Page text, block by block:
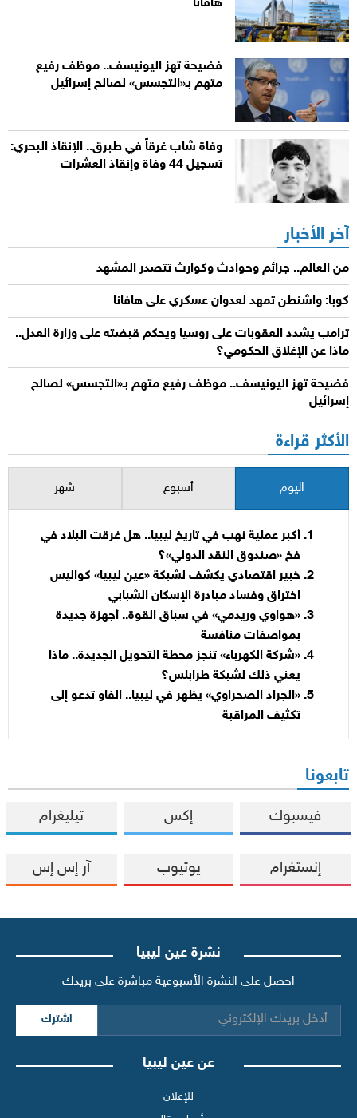
هافانا
فضيحة تهز اليونيسف.. موظف رفيع
متهم بـ«التجسس» لصالح إسرائيل
وفاة شاب غرقاً في طبرق.. الإنقاذ البحري:
تسجيل 44 وفاة وإنقاذ العشرات
آخر الأخبار
من العالم.. جرائم وحوادث وكوارث تتصدر المشهد
كوبا: واشنطن تمهد لعدوان عسكري على هافانا
ترامب يشدد العقوبات على روسيا ويحكم قبضته على وزارة العدل..
ماذا عن الإغلاق الحكومي؟
فضيحة تهز اليونيسف.. موظف رفيع متهم بـ«التجسس» لصالح
إسرائيل
الأكثر قراءة
اليوم أسبوع شهر
أكبر عملية نهب في تاريخ ليبيا.. هل غرقت البلاد في
فخ «صندوق النقد الدولي»؟
خبير اقتصادي يكشف لشبكة «عين ليبيا» كواليس
اختراق وفساد مبادرة الإسكان الشبابي
«هواوي وريدمي» في سباق القوة.. أجهزة جديدة
بمواصفات منافسة
«شركة الكهرباء» تنجز محطة التحويل الجديدة.. ماذا
يعني ذلك لشبكة طرابلس؟
«الجراد الصحراوي» يظهر في ليبيا.. الفاو تدعو إلى
تكثيف المراقبة
تابعونا
فيسبوك إكس تيليغرام
إنستغرام يوتيوب آر إس إس
نشرة عين ليبيا
احصل على النشرة الأسبوعية مباشرة على بريدك
اشترك
عن عين ليبيا
للإعلان